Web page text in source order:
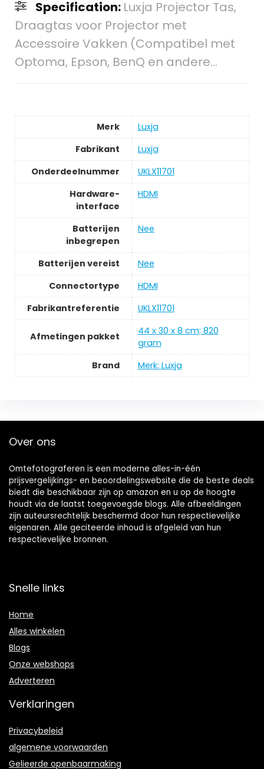
Specification: Luxja Projector Tas,
Draagtas voor Projector met
Accessoire Vakken (Compatibel met
Optoma, Epson, BenQ en andere…
Merk
‎Luxja
Fabrikant
‎Luxja
Onderdeelnummer
‎UKLX11701
Hardware-
interface
‎HDMI
Batterijen
inbegrepen
‎Nee
Batterijen vereist
‎Nee
Connectortype
‎HDMI
Fabrikantreferentie
‎UKLX11701
Afmetingen pakket
‎44 x 30 x 8 cm; 820
gram
Brand
Merk: Luxja
Over ons
Omtefotograferen is een moderne alles-in-één
prijsvergelijkings- en beoordelingswebsite die de beste deals
biedt die beschikbaar zijn op amazon en u op de hoogte
houdt via de laatst toegevoegde blogs. Alle afbeeldingen
zijn auteursrechtelijk beschermd door hun respectievelijke
eigenaren. Alle geciteerde inhoud is afgeleid van hun
respectievelijke bronnen.
Snelle links
Home
Alles winkelen
Blogs
Onze webshops
Adverteren
Verklaringen
Privacybeleid
algemene voorwaarden
Gelieerde openbaarmaking